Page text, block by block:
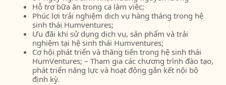
Hỗ trợ bữa ăn trong ca làm việc;
Phúc lợi trải nghiệm dịch vụ hàng tháng trong hệ
sinh thái Humventures;
Ưu đãi khi sử dụng dịch vụ, sản phẩm và trải
nghiệm tại hệ sinh thái Humventures;
Cơ hội phát triển và thăng tiến trong hệ sinh thái
HumVentures; – Tham gia các chương trình đào tạo,
phát triển năng lực và hoạt động gắn kết nội bộ
định kỳ.